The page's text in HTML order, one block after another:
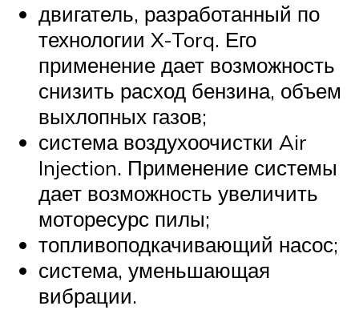
двигатель, разработанный по
технологии X-Torq. Его
применение дает возможность
снизить расход бензина, объем
выхлопных газов;
система воздухоочистки Air
Injection. Применение системы
дает возможность увеличить
моторесурс пилы;
топливоподкачивающий насос;
система, уменьшающая
вибрации.